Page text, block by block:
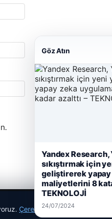
Çerez Politikamız
Göz Atın
Yandex Research,
sıkıştırmak için
geliştirerek yapay
maliyetlerini 8
TEKNOLOJİ
24/07/2024